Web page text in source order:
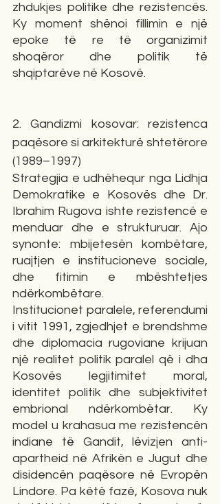
zhdukjes politike dhe rezistencës.
Ky moment shënoi fillimin e një
epoke të re të organizimit
shoqëror dhe politik të
shqiptarëve në Kosovë.
2. Gandizmi kosovar: rezistenca
paqësore si arkitekturë shtetërore
(1989–1997)
Strategjia e udhëhequr nga Lidhja
Demokratike e Kosovës dhe Dr.
Ibrahim Rugova ishte rezistencë e
menduar dhe e strukturuar. Ajo
synonte: mbijetesën kombëtare,
ruajtjen e institucioneve sociale,
dhe fitimin e mbështetjes
ndërkombëtare.
Institucionet paralele, referendumi
i vitit 1991, zgjedhjet e brendshme
dhe diplomacia rugoviane krijuan
një realitet politik paralel që i dha
Kosovës legjitimitet moral,
identitet politik dhe subjektivitet
embrional ndërkombëtar. Ky
model u krahasua me rezistencën
indiane të Gandit, lëvizjen anti-
apartheid në Afrikën e Jugut dhe
disidencën paqësore në Evropën
Lindore. Pa këtë fazë, Kosova nuk